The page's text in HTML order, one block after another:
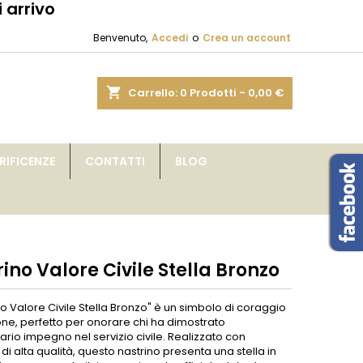
arrivo
Benvenuto, Accedi o Crea un account
shopping_cart Carrello: 0 Prodotti - 0,00 €
CONTATTI BLOG
Valore Civile Stella Bronzo
Valore Civile Stella Bronzo" è un simbolo di coraggio
perfetto per onorare chi ha dimostrato
impegno nel servizio civile. Realizzato con
alta qualità, questo nastrino presenta una stella in